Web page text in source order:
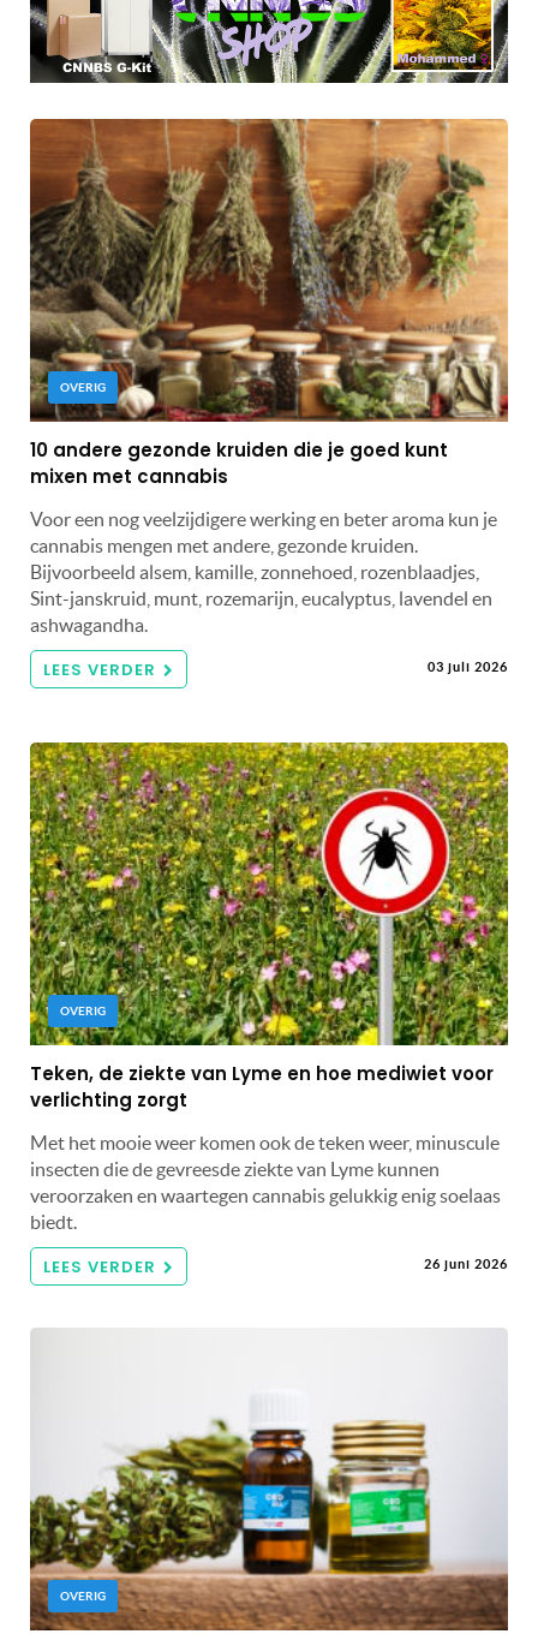
OVERIG
10 andere gezonde kruiden die je goed kunt
mixen met cannabis
Voor een nog veelzijdigere werking en beter aroma kun je
cannabis mengen met andere, gezonde kruiden.
Bijvoorbeeld alsem, kamille, zonnehoed, rozenblaadjes,
Sint-janskruid, munt, rozemarijn, eucalyptus, lavendel en
ashwagandha.
LEES VERDER 03 juli 2026
OVERIG
Teken, de ziekte van Lyme en hoe mediwiet voor
verlichting zorgt
Met het mooie weer komen ook de teken weer, minuscule
insecten die de gevreesde ziekte van Lyme kunnen
veroorzaken en waartegen cannabis gelukkig enig soelaas
biedt.
LEES VERDER 26 juni 2026
OVERIG